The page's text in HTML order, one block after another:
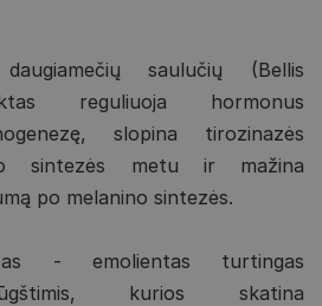
saulučių (Bellis
reguliuoja hormonus
slopina tirozinazės
sintezės metu ir mažina
po melanino sintezės.
- emolientas turtingas
kurios skatina